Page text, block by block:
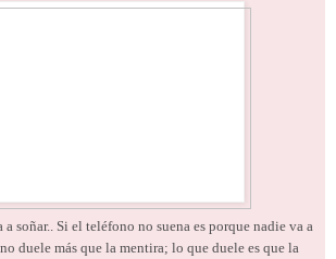
a soñar.. Si el teléfono no suena es porque nadie va a
duele más que la mentira; lo que duele es que la